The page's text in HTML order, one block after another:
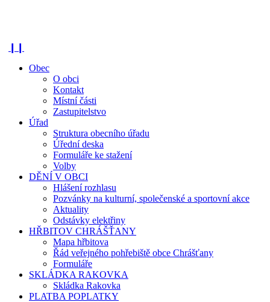
Obec
O obci
Kontakt
Místní části
Zastupitelstvo
Úřad
Struktura obecního úřadu
Úřední deska
Formuláře ke stažení
Volby
DĚNÍ V OBCI
Hlášení rozhlasu
Pozvánky na kulturní, společenské a sportovní akce
Aktuality
Odstávky elektřiny
HŘBITOV CHRÁŠŤANY
Mapa hřbitova
Řád veřejného pohřebiště obce Chrášťany
Formuláře
SKLÁDKA RAKOVKA
Skládka Rakovka
PLATBA POPLATKY